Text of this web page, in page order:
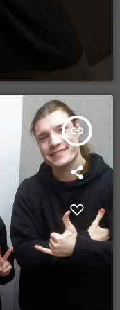
insert_link